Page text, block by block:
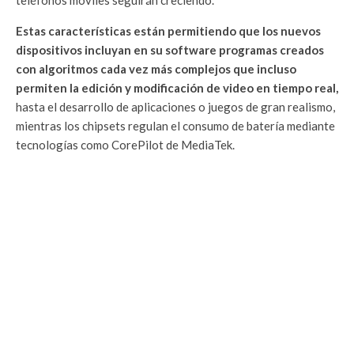
Estas características están permitiendo que los nuevos
dispositivos incluyan en su software programas creados
con algoritmos cada vez más complejos que incluso
permiten la edición y modificación de video en tiempo real,
hasta el desarrollo de aplicaciones o juegos de gran realismo,
mientras los chipsets regulan el consumo de batería mediante
tecnologías como CorePilot de MediaTek.